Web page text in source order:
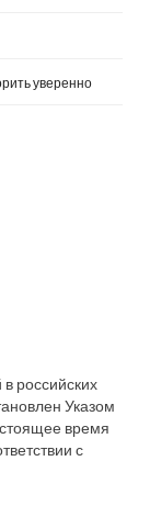
уверенно
российских
Указом
время
с